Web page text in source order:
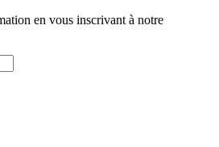
en vous inscrivant à notre